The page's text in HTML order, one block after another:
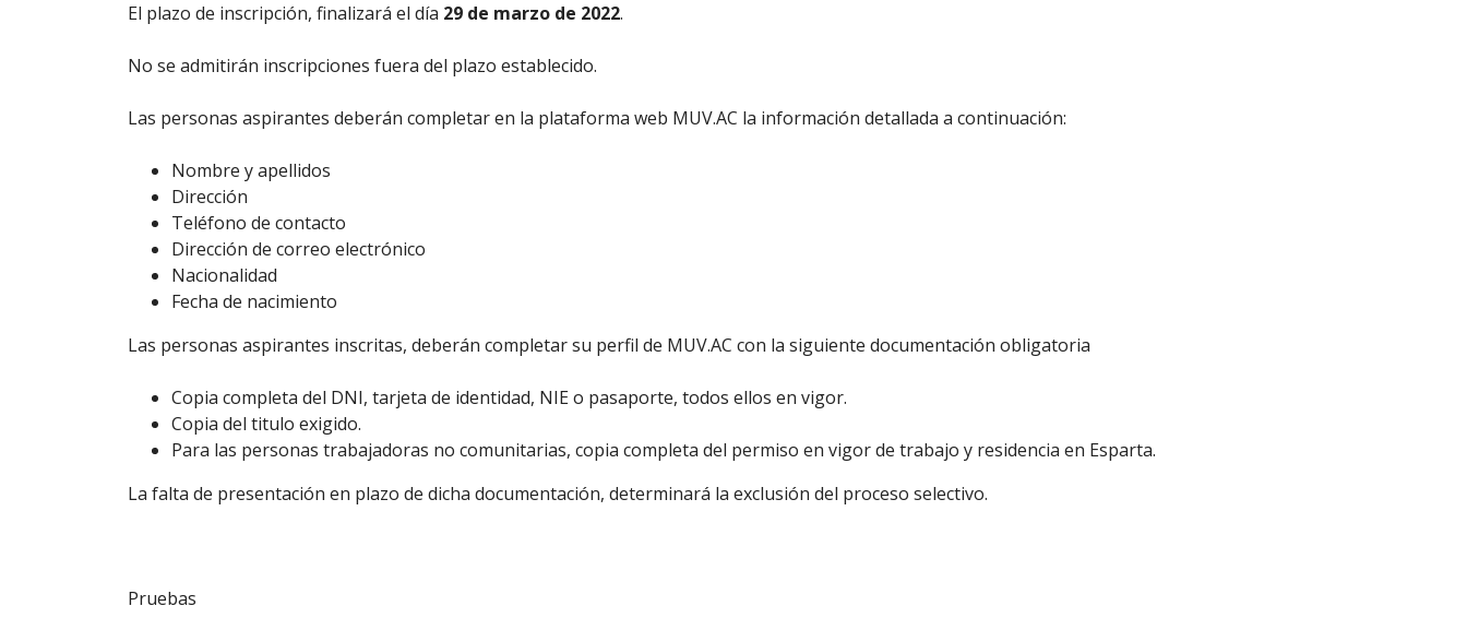
El plazo de inscripción, finalizará el día 29 de marzo de 2022.
No se admitirán inscripciones fuera del plazo establecido.
Las personas aspirantes deberán completar en la plataforma web MUV.AC la información detallada a continuación:
Nombre y apellidos
Dirección
Teléfono de contacto
Dirección de correo electrónico
Nacionalidad
Fecha de nacimiento
Las personas aspirantes inscritas, deberán completar su perfil de MUV.AC con la siguiente documentación obligatoria
Copia completa del DNI, tarjeta de identidad, NIE o pasaporte, todos ellos en vigor.
Copia del titulo exigido.
Para las personas trabajadoras no comunitarias, copia completa del permiso en vigor de trabajo y residencia en Esparta.
La falta de presentación en plazo de dicha documentación, determinará la exclusión del proceso selectivo.
Pruebas